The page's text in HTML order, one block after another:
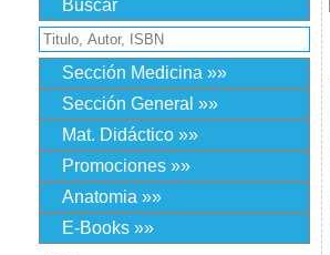
Buscar
Sección Medicina »»
Sección General »»
Mat. Didáctico »»
Promociones »»
Anatomia »»
E-Books »»